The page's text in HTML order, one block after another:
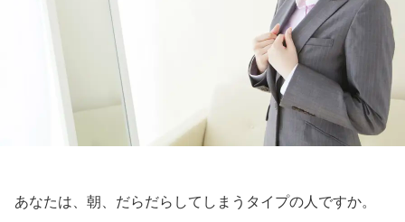
あなたは、朝、だらだらしてしまうタイプの人ですか。